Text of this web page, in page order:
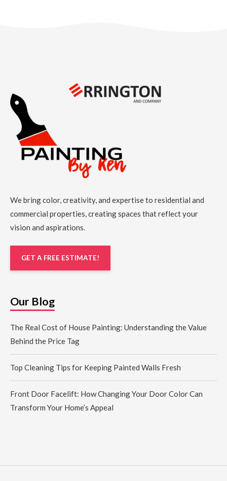
We bring color, creativity, and expertise to residential and
commercial properties, creating spaces that reflect your
vision and aspirations.
GET A FREE ESTIMATE!
Our Blog
The Real Cost of House Painting: Understanding the Value
Behind the Price Tag
Top Cleaning Tips for Keeping Painted Walls Fresh
Front Door Facelift: How Changing Your Door Color Can
Transform Your Home’s Appeal